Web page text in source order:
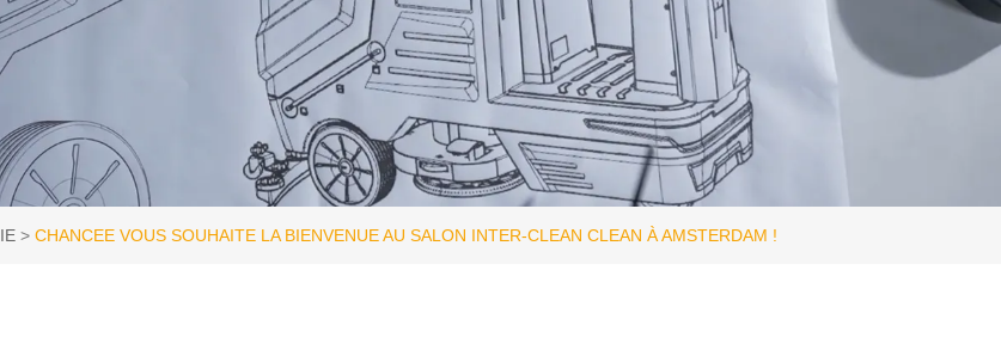
CHANCEE VOUS SOUHAITE LA BIENVENUE AU SALON INTER-CLEAN CLEAN À AMSTERDAM !